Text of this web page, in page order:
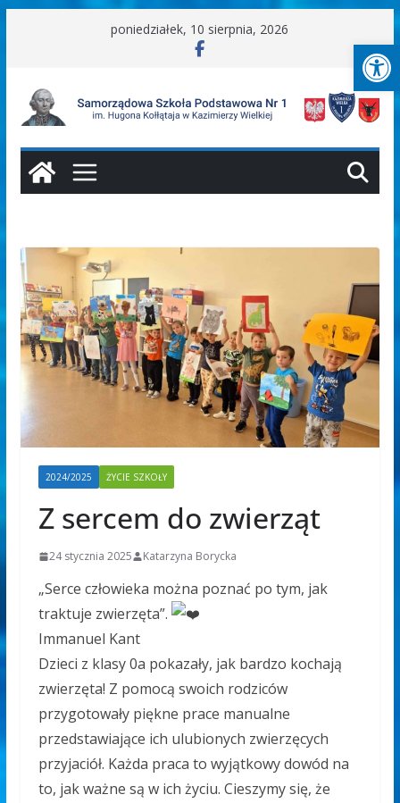
poniedziałek, 10 sierpnia, 2026
2024/2025 ŻYCIE SZKOŁY
Z sercem do zwierząt
24 stycznia 2025 Katarzyna Borycka
„Serce człowieka można poznać po tym, jak
traktuje zwierzęta”.
Immanuel Kant
Dzieci z klasy 0a pokazały, jak bardzo kochają
zwierzęta! Z pomocą swoich rodziców
przygotowały piękne prace manualne
przedstawiające ich ulubionych zwierzęcych
przyjaciół. Każda praca to wyjątkowy dowód na
to, jak ważne są w ich życiu. Cieszymy się, że